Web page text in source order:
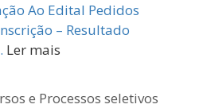
Ao Edital Pedidos
– Resultado
Ler mais
e Processos seletivos